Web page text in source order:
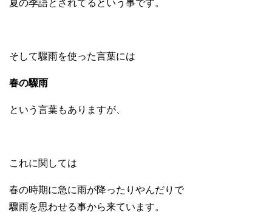
夏の季語とされてるという事です。
そして驟雨を使った言葉には
春の驟雨
という言葉もありますが、
これに関しては
春の時期に急に雨が降ったりやんだりで
驟雨を思わせる事から来ています。